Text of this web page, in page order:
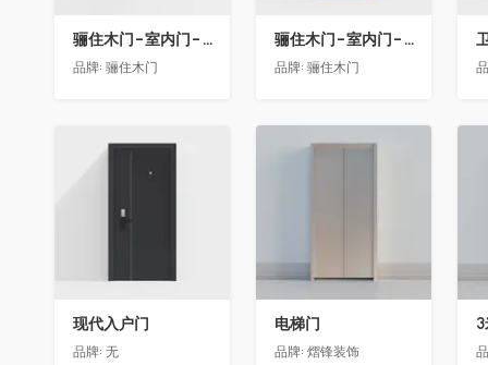
骊住木门-室内门-单开门-BFA-EF浅灰色
品牌: 骊住木门
骊住木门-室内门-单开门-BFA-PP麦芽黄色
品牌: 骊住木门
收藏
现代入户门
品牌: 无
收藏
电梯门
品牌: 熠锋装饰